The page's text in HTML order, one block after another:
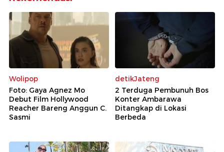
Wolipop
Foto: Gaya Agnez Mo
Debut Film Hollywood
Reacher Bareng Anggun C.
Sasmi
detikJateng
2 Terduga Pembunuh Bos
Konter Ambarawa
Ditangkap di Lokasi
Berbeda